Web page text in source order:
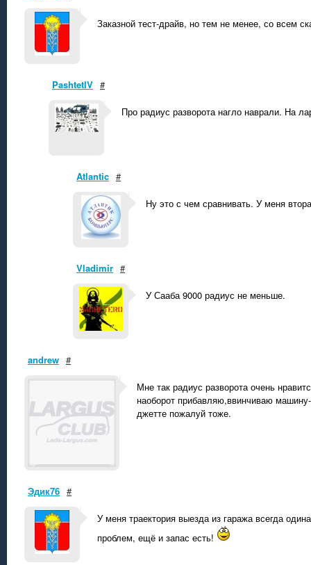
Заказной тест-драйв, но тем не менее, со всем
PashtetIV #
Про радиус разворота нагло наврали. На
Atlantic #
Ну это с чем сравнивать. У меня
Vladimir #
У Сааба 9000 радиус не меньше.
andrew #
Мне так радиус разворота очень
наоборот прибавляю,ввинчиваю
джетте пожалуй тоже.
Эдик76 #
У меня траектория выезда из гаража всегда
проблем, ещё и запас есть!